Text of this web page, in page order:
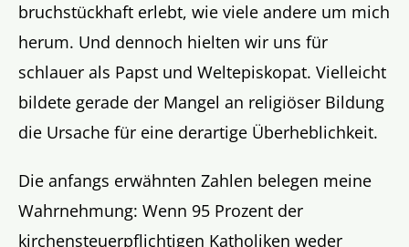
bruchstückhaft erlebt, wie viele andere um mich
herum. Und dennoch hielten wir uns für
schlauer als Papst und Weltepiskopat. Vielleicht
bildete gerade der Mangel an religiöser Bildung
die Ursache für eine derartige Überheblichkeit.
Die anfangs erwähnten Zahlen belegen meine
Wahrnehmung: Wenn 95 Prozent der
kirchensteuerpflichtigen Katholiken weder